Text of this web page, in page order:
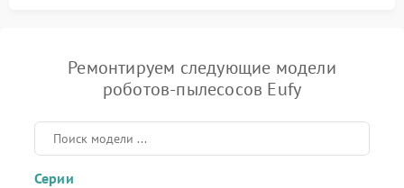
Ремонтируем следующие модели
роботов-пылесосов Eufy
Серии